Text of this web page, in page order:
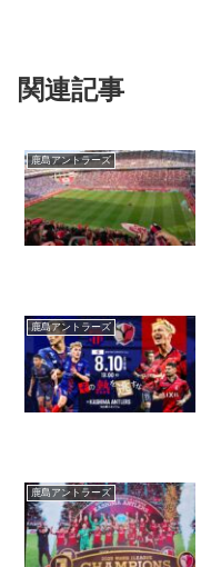
関連記事
鹿島アントラーズ
鹿島アントラーズ
鹿島アントラーズ